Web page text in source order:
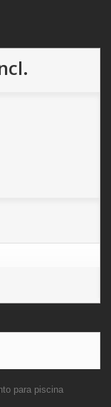
para piscina